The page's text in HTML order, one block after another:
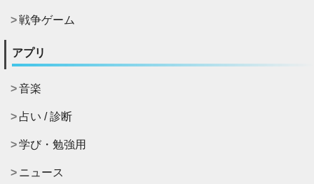
戦争ゲーム
アプリ
音楽
占い / 診断
学び・勉強用
ニュース